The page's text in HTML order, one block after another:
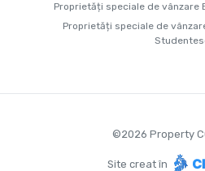
Proprietăți speciale de vânzare
Proprietăți speciale de
©2026 Property
Site creat în